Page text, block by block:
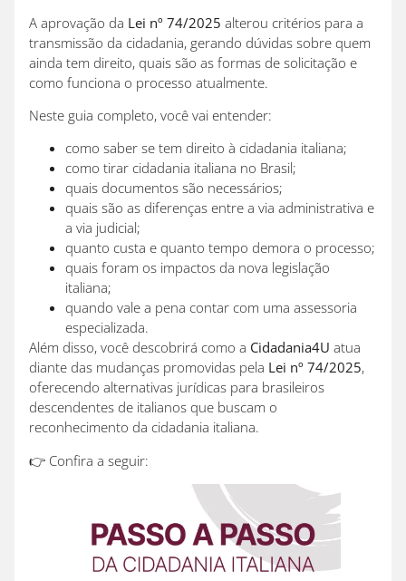
A aprovação da Lei nº 74/2025 alterou critérios para a
transmissão da cidadania, gerando dúvidas sobre quem
ainda tem direito, quais são as formas de solicitação e
como funciona o processo atualmente.
Neste guia completo, você vai entender:
como saber se tem direito à cidadania italiana;
como tirar cidadania italiana no Brasil;
quais documentos são necessários;
quais são as diferenças entre a via administrativa e
a via judicial;
quanto custa e quanto tempo demora o processo;
quais foram os impactos da nova legislação
italiana;
quando vale a pena contar com uma assessoria
especializada.
Além disso, você descobrirá como a Cidadania4U atua
diante das mudanças promovidas pela Lei nº 74/2025,
oferecendo alternativas jurídicas para brasileiros
descendentes de italianos que buscam o
reconhecimento da cidadania italiana.
👉 Confira a seguir: